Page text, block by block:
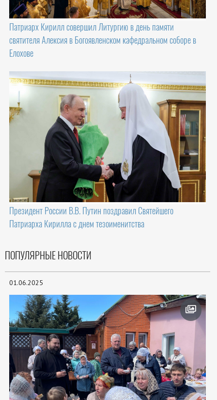
Патриарх Кирилл совершил Литургию в день памяти
святителя Алексия в Богоявленском кафедральном соборе в
Елохове
Президент России В.В. Путин поздравил Святейшего
Патриарха Кирилла с днем тезоименитства
ПОПУЛЯРНЫЕ НОВОСТИ
01.06.2025